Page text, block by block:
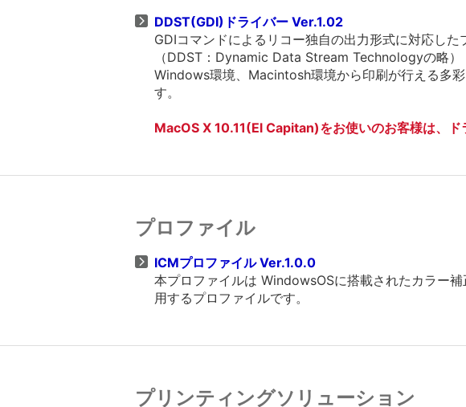
DDST(GDI)ドライバー Ver.1.02
GDIコマンドによるリコー独自の出力形式に対応した
（DDST：Dynamic Data Stream Technologyの略）
Windows環境、Macintosh環境から印刷が行える多
す。
MacOS X 10.11(El Capitan)をお使いのお客様は、ド
プロファイル
ICMプロファイル Ver.1.0.0
本プロファイルは WindowsOSに搭載されたカラー
用するプロファイルです。
プリンティングソリューション